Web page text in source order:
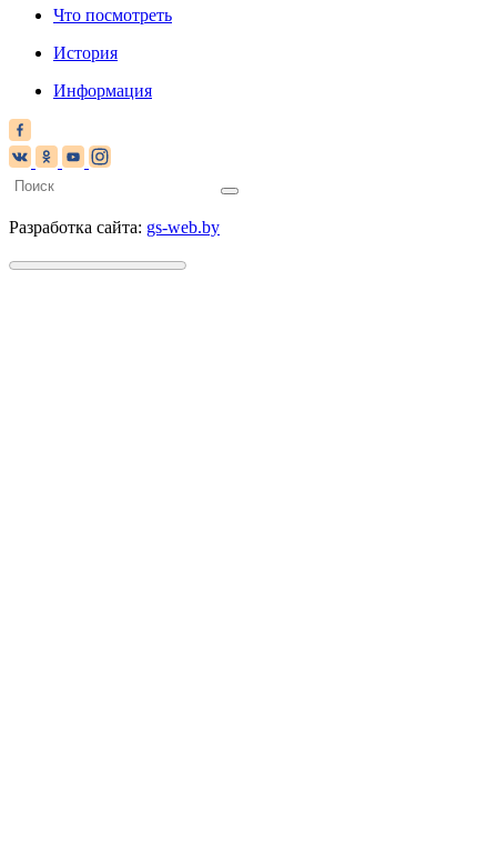
Что посмотреть
История
Информация
Разработка сайта: gs-web.by